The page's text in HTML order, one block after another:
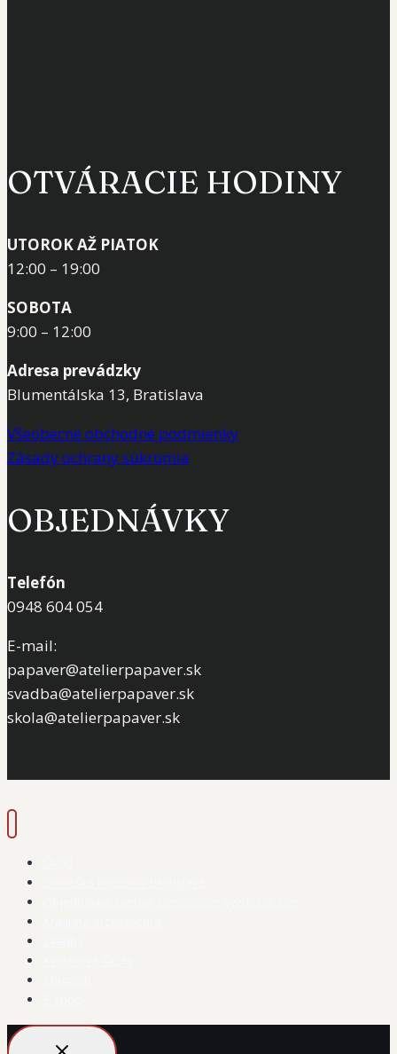
OTVÁRACIE HODINY
UTOROK AŽ PIATOK
12:00 – 19:00
SOBOTA
9:00 – 12:00
Adresa prevádzky
Blumentálska 13, Bratislava
Všeobecné obchodné podmienky
Zásady ochrany súkromia
OBJEDNÁVKY
Telefón
0948 604 054
E-mail:
papaver@atelierpapaver.sk
svadba@atelierpapaver.sk
skola@atelierpapaver.sk